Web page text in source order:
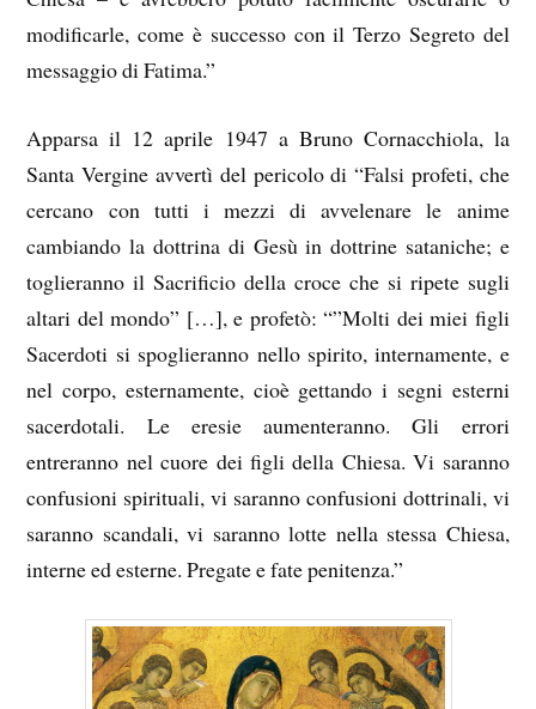
modificarle, come è successo con il Terzo Segreto del
messaggio di Fatima.”
Apparsa il 12 aprile 1947 a Bruno Cornacchiola, la
Santa Vergine avvertì del pericolo di “Falsi profeti, che
cercano con tutti i mezzi di avvelenare le anime
cambiando la dottrina di Gesù in dottrine sataniche; e
toglieranno il Sacrificio della croce che si ripete sugli
altari del mondo” […], e profetò: “”Molti dei miei figli
Sacerdoti si spoglieranno nello spirito, internamente, e
nel corpo, esternamente, cioè gettando i segni esterni
sacerdotali. Le eresie aumenteranno. Gli errori
entreranno nel cuore dei figli della Chiesa. Vi saranno
confusioni spirituali, vi saranno confusioni dottrinali, vi
saranno scandali, vi saranno lotte nella stessa Chiesa,
interne ed esterne. Pregate e fate penitenza.”